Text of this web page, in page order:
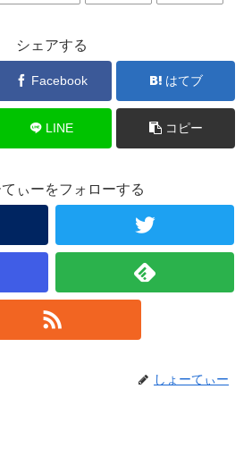
シェアする
Facebook はてブ
LINE コピー
てぃーをフォローする
しょーてぃー